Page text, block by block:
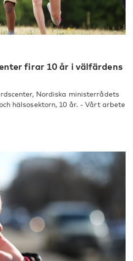
firar 10 år i välfärdens
Nordiska ministerrådets
hälsosektorn, 10 år. - Vårt arbete